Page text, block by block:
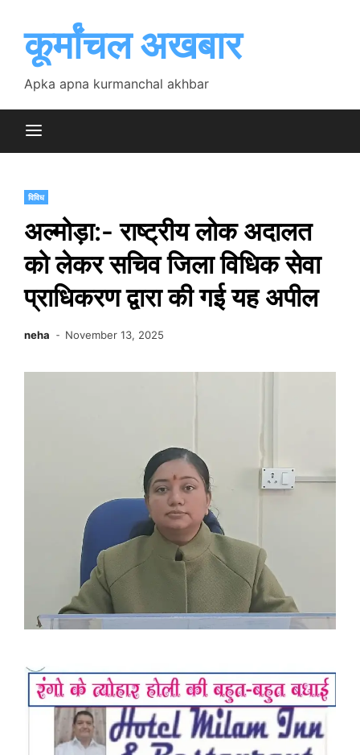
contentकूर्मांचल अखबार
Apka apna kurmanchal akhbar
विविध
अल्मोड़ा:- राष्ट्रीय लोक अदालत
को लेकर सचिव जिला विधिक सेवा
प्राधिकरण द्वारा की गई यह अपील
neha November 13, 2025